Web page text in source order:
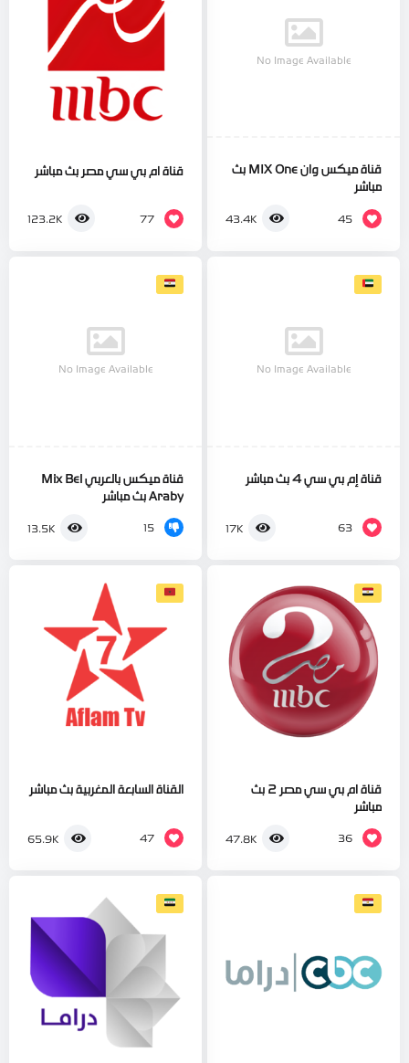
No Image Available
قناة ميكس وان MIX One بث
مباشر
45
43.4K
قناة ام بي سي مصر بث مباشر
77
123.2K
No Image Available
قناة إم بي سي 4 بث مباشر
63
17K
No Image Available
قناة ميكس بالعربي Mix Bel
Araby بث مباشر
15
13.5K
قناة ام بي سي مصر 2 بث
مباشر
36
47.8K
القناة السابعة المغربية بث مباشر
47
65.9K